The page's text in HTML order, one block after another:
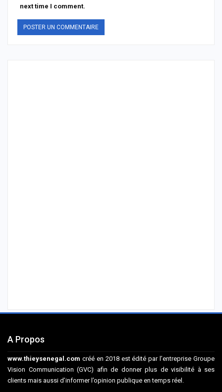
next time I comment.
A Propos
www.thieysenegal.com créé en 2018 est édité par l’entreprise Groupe
Vision Communication (GVC) afin de donner plus de visibilité à ses
clients mais aussi d’informer l’opinion publique en temps réel.